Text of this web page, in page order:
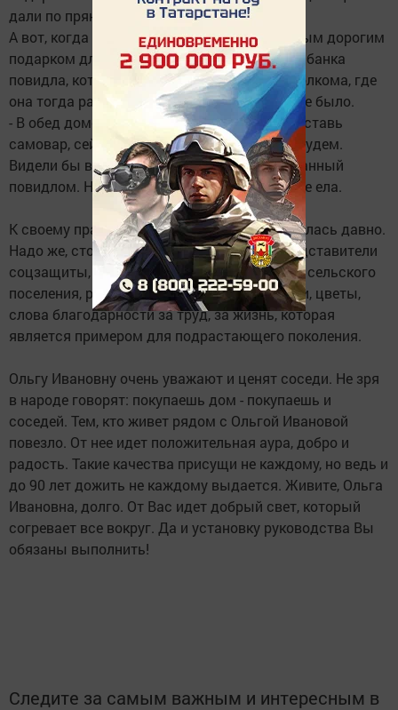
дали по прянику.
А вот, когда Ольге исполнилось 20 лет, самым дорогим
подарком для нее были полбуханки хлеба и банка
повидла, которую вручили сотрудники Исполкома, где
она тогда работала. Других-то подарков и не было.
- В обед домой бегу и с порога кричу: мама, ставь
самовар, сейчас день рождения отмечать будем.
Видели бы вы, как ели мы этот хлеб, намазанный
повидлом. Ничего за всю жизнь я вкуснее не ела.
К своему празднику Ольга Ивановна готовилась давно.
Надо же, столько гостей: глава района, представители
соцзащиты, коммунхоза, совета ветеранов, сельского
поселения, родные, соседи, друзья. Подарки, цветы,
слова благодарности за труд, за жизнь, которая
является примером для подрастающего поколения.
Ольгу Ивановну очень уважают и ценят соседи. Не зря
в народе говорят: покупаешь дом - покупаешь и
соседей. Тем, кто живет рядом с Ольгой Ивановой
повезло. От нее идет положительная аура, добро и
радость. Такие качества присущи не каждому, но ведь и
до 90 лет дожить не каждому выдается. Живите, Ольга
Ивановна, долго. От Вас идет добрый свет, который
согревает все вокруг. Да и установку руководства Вы
обязаны выполнить!
Следите за самым важным и интересным в